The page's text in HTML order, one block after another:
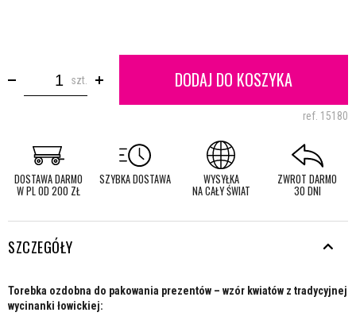
szt. DODAJ DO KOSZYKA
ref. 15180
DOSTAWA DARMO
W PL OD 200 ZŁ
SZYBKA DOSTAWA WYSYŁKA
NA CAŁY ŚWIAT
ZWROT DARMO
30 DNI
SZCZEGÓŁY
Torebka ozdobna do pakowania prezentów – wzór kwiatów z tradycyjnej
wycinanki łowickiej: